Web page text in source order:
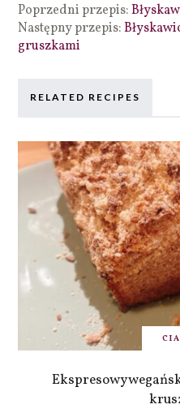
Poprzedni przepis:
Następny przepis:
gruszkami
RELATED RECIPES
Ekspresowy